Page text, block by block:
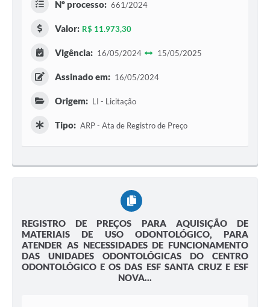
Nº processo: 661/2024
Valor: R$ 11.973,30
Vigência: 16/05/2024 15/05/2025
Assinado em: 16/05/2024
Origem: LI - Licitação
Tipo: ARP - Ata de Registro de Preço
REGISTRO DE PREÇOS PARA AQUISIÇÃO DE
MATERIAIS DE USO ODONTOLÓGICO, PARA
ATENDER AS NECESSIDADES DE FUNCIONAMENTO
DAS UNIDADES ODONTOLÓGICAS DO CENTRO
ODONTOLÓGICO E OS DAS ESF SANTA CRUZ E ESF
NOVA...